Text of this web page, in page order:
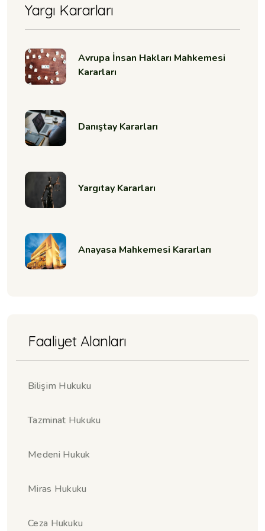
Yargı Kararları
Avrupa İnsan Hakları Mahkemesi
Kararları
Danıştay Kararları
Yargıtay Kararları
Anayasa Mahkemesi Kararları
Faaliyet Alanları
Bilişim Hukuku
Tazminat Hukuku
Medeni Hukuk
Miras Hukuku
Ceza Hukuku